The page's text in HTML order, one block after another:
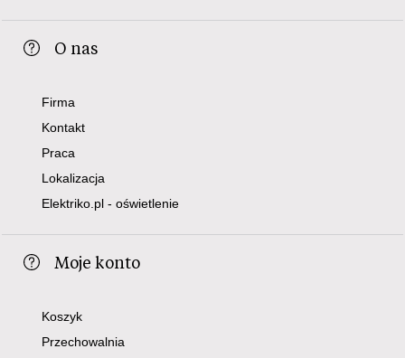
O nas
Firma
Kontakt
Praca
Lokalizacja
Elektriko.pl - oświetlenie
Moje konto
Koszyk
Przechowalnia